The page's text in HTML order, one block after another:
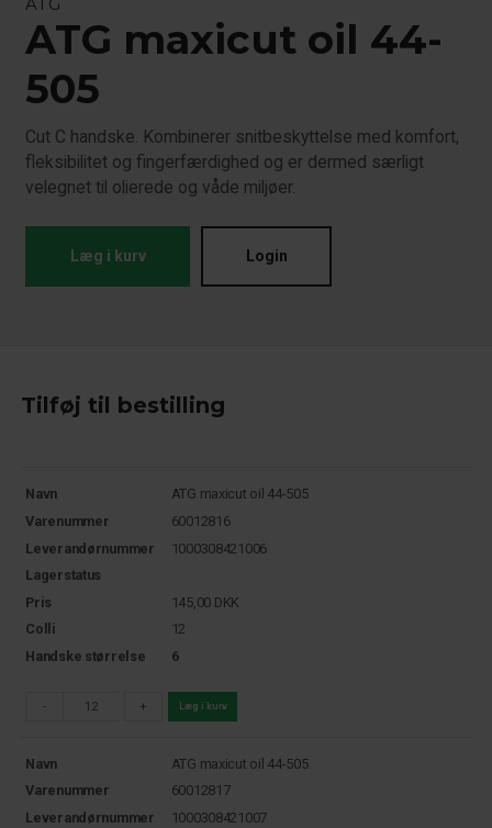
ATG maxicut oil 44-
505
Cut C handske. Kombinerer snitbeskyttelse med komfort,
fleksibilitet og fingerfærdighed og er dermed særligt
velegnet til olierede og våde miljøer.
Læg i kurv Login
Tilføj til bestilling
Navn
ATG maxicut oil 44-505
Varenummer
60012816
Leverandørnummer
1000308421006
Lagerstatus
Pris
145,00 DKK
Colli
12
Handske størrelse
6
- + Læg i kurv
Navn
ATG maxicut oil 44-505
Varenummer
60012817
Leverandørnummer
1000308421007